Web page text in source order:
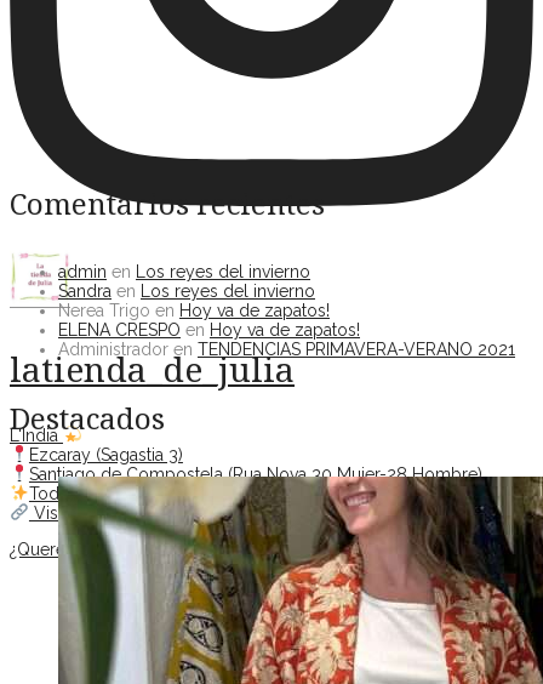
latienda_de_julia
L'India
Ezcaray (Sagastia 3)
Santiago de Compostela (Rua Nova 30 Mujer-28 Hombre)
Todo para todas
Visita nuestra web
¿Queréis viajar a India?
Muchas nos habéi
Comentarios recientes
admin en
Los reyes del invierno
Sandra en
Los reyes del invierno
Nerea Trigo en Hoy va de zapatos!
ELENA CRESPO en Hoy va de zapatos!
Administrador en TENDENCIAS PRIMAVERA-VERANO 2021
Destacados